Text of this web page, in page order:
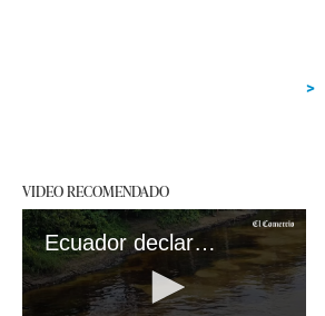
VIDEO RECOMENDADO
Ecuador declara emergencia en oleoducto por derrame de crudo